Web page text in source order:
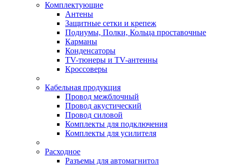
Комплектующие
Антены
Защитные сетки и крепеж
Подиумы, Полки, Кольца проставочные
Карманы
Конденсаторы
TV-тюнеры и TV-антенны
Кроссоверы
Кабельная продукция
Провод межблочный
Провод акустический
Провод силовой
Комплекты для подключения
Комплекты для усилителя
Расходное
Разъемы для автомагнитол